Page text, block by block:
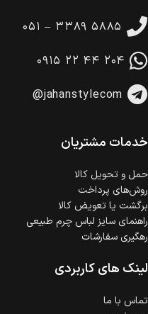
در هنگام خرید
وجود دارد.
خرید اقساطی با شرایط
است.
گارانتی معتبر برای
۰۵۱ – ۳۳۸۹ ۵۸۸۵
۰۹۱۵ ۲۲ ۴۴ ۲۰۴
@jahanstylecom
خدمات مشتریان
حمل‌ و تحویل کالا
روش‌های پرداخت
برگشت یا تعویض کالا
راهنمای سایز لباس چرم طبیعی
رهگیری سفارشات
لینک های کاربردی
تماس با ما